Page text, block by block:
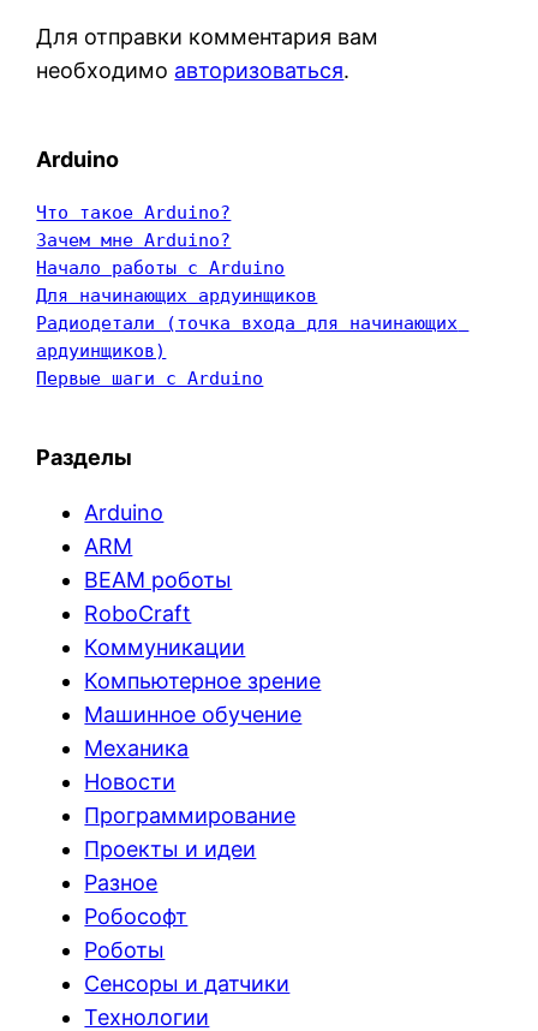
Для отправки комментария вам
необходимо авторизоваться.
Arduino
Что такое Arduino?
Зачем мне Arduino?
Начало работы с Arduino
Для начинающих ардуинщиков
Радиодетали (точка входа для начинающих
ардуинщиков)
Первые шаги с Arduino
Разделы
Arduino
ARM
BEAM роботы
RoboCraft
Коммуникации
Компьютерное зрение
Машинное обучение
Механика
Новости
Программирование
Проекты и идеи
Разное
Робософт
Роботы
Сенсоры и датчики
Технологии